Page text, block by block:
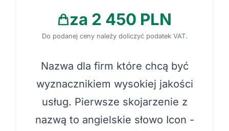
za 2 450 PLN
Do podanej ceny należy doliczyć podatek VAT.
Nazwa dla firm które chcą być
wyznacznikiem wysokiej jakości
usług. Pierwsze skojarzenie z
nazwą to angielskie słowo Icon -